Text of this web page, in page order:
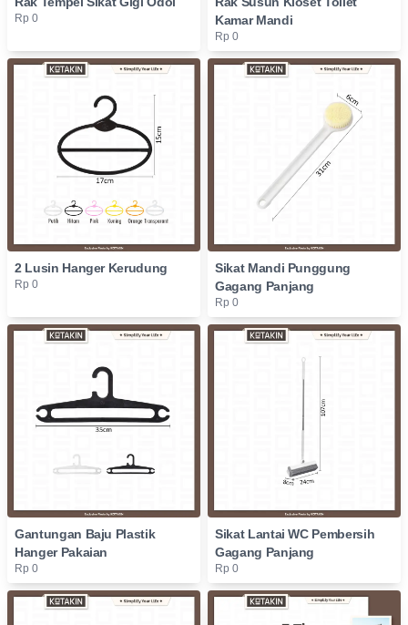
Rp 0
Kamar Mandi
Rp 0
2 Lusin Hanger Kerudung
Rp 0
Sikat Mandi Punggung
Gagang Panjang
Rp 0
Gantungan Baju Plastik
Hanger Pakaian
Rp 0
Sikat Lantai WC Pembersih
Gagang Panjang
Rp 0